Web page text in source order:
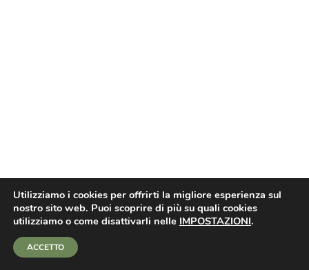
Utilizziamo i cookies per offrirti la migliore esperienza sul
nostro sito web. Puoi scoprire di più su quali cookies
utilizziamo o come disattivarli nelle IMPOSTAZIONI.
ACCETTO